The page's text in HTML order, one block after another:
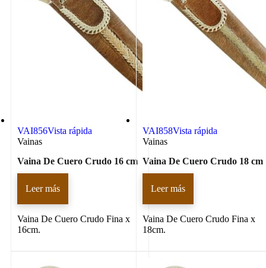
VAI856Vista rápida
Vainas
Vaina De Cuero Crudo 16 cm
Leer más
Vaina De Cuero Crudo Fina x
16cm.
VAI858Vista rápida
Vainas
Vaina De Cuero Crudo 18 cm
Leer más
Vaina De Cuero Crudo Fina x
18cm.